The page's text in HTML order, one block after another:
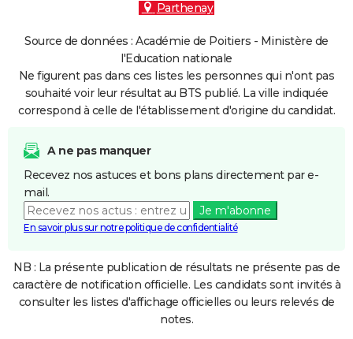
Parthenay
Source de données : Académie de Poitiers - Ministère de
l'Education nationale
Ne figurent pas dans ces listes les personnes qui n'ont pas
souhaité voir leur résultat au BTS publié. La ville indiquée
correspond à celle de l'établissement d'origine du candidat.
A ne pas manquer
Recevez nos astuces et bons plans directement par e-
mail.
Je m'abonne
En savoir plus sur notre politique de confidentialité
NB : La présente publication de résultats ne présente pas de
caractère de notification officielle. Les candidats sont invités à
consulter les listes d'affichage officielles ou leurs relevés de
notes.